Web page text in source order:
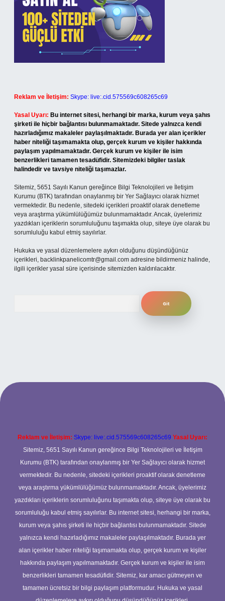
Reklam ve İletişim: Skype: live:.cid.575569c608265c69
Yasal Uyarı: Bu internet sitesi, herhangi bir marka, kurum veya şahıs
şirketi ile hiçbir bağlantısı bulunmamaktadır. Sitede yalnızca kendi
hazırladığımız makaleler paylaşılmaktadır. Burada yer alan içerikler
haber niteliği taşımamakta olup, gerçek kurum ve kişiler hakkında
paylaşım yapılmamaktadır. Gerçek kurum ve kişiler ile isim
benzerlikleri tamamen tesadüfidir. Sitemizdeki bilgiler taslak
halindedir ve tavsiye niteliği taşımazlar.
Sitemiz, 5651 Sayılı Kanun gereğince Bilgi Teknolojileri ve İletişim
Kurumu (BTK) tarafından onaylanmış bir Yer Sağlayıcı olarak hizmet
vermektedir. Bu nedenle, sitedeki içerikleri proaktif olarak denetleme
veya araştırma yükümlülüğümüz bulunmamaktadır. Ancak, üyelerimiz
yazdıkları içeriklerin sorumluluğunu taşımakta olup, siteye üye olarak bu
sorumluluğu kabul etmiş sayılırlar.
Hukuka ve yasal düzenlemelere aykırı olduğunu düşündüğünüz
içerikleri, backlinkpanelicomtr@gmail.com adresine bildirmeniz halinde,
ilgili içerikler yasal süre içerisinde sitemizden kaldırılacaktır.
Reklam ve İletişim: Skype: live:.cid.575569c608265c69 Yasal Uyarı:
Sitemiz, 5651 Sayılı Kanun gereğince Bilgi Teknolojileri ve İletişim
Kurumu (BTK) tarafından onaylanmış bir Yer Sağlayıcı olarak hizmet
vermektedir. Bu nedenle, sitedeki içerikleri proaktif olarak denetleme
veya araştırma yükümlülüğümüz bulunmamaktadır. Ancak, üyelerimiz
yazdıkları içeriklerin sorumluluğunu taşımakta olup, siteye üye olarak bu
sorumluluğu kabul etmiş sayılırlar. Bu internet sitesi, herhangi bir marka,
kurum veya şahıs şirketi ile hiçbir bağlantısı bulunmamaktadır. Sitede
yalnızca kendi hazırladığımız makaleler paylaşılmaktadır. Burada yer
alan içerikler haber niteliği taşımamakta olup, gerçek kurum ve kişiler
hakkında paylaşım yapılmamaktadır. Gerçek kurum ve kişiler ile isim
benzerlikleri tamamen tesadüfidir. Sitemiz, kar amacı gütmeyen ve
tamamen ücretsiz bir bilgi paylaşım platformudur. Hukuka ve yasal